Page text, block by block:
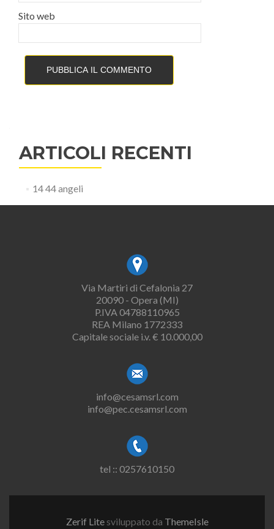
Sito web
ARTICOLI RECENTI
14 44 angeli
Via Martiri di Cefalonia 27
20090 - Opera (MI)
P.IVA 04788110965
REA Milano 1772333
Capitale sociale i.v. € 10.000,00
info@cesamsrl.com
info@pec.cesamsrl.com
tel :: 0257610150
Zerif Lite sviluppato da ThemeIsle